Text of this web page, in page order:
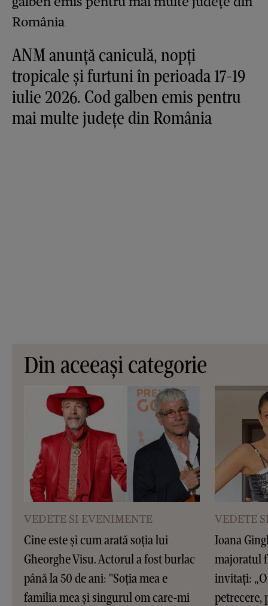
ANM anunță caniculă, nopți
tropicale și furtuni în perioada 17-19
iulie 2026. Cod galben emis pentru
mai multe județe din România
Din aceeași categorie
VEDETE SI EVENIMENTE
Cine este și cum arată soția lui
Gheorghe Visu. Actorul a fost burlac
până la 50 de ani: "Soția mea e
familia mea și singurul om care-mi
VEDETE
Ioana
majoratul
invitați:
petrecere,